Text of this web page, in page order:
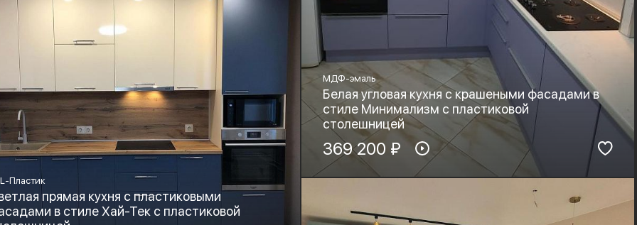
МДФ-эмаль
Белая угловая кухня с крашеными фасадами в
стиле Минимализм с пластиковой
столешницей
Материал фасадов:
МДФ-эмаль HPL+основа
Минимализм
369 200 ₽
Пластик
прямая кухня с пластиковыми
в стиле Хай-Тек с пластиковой